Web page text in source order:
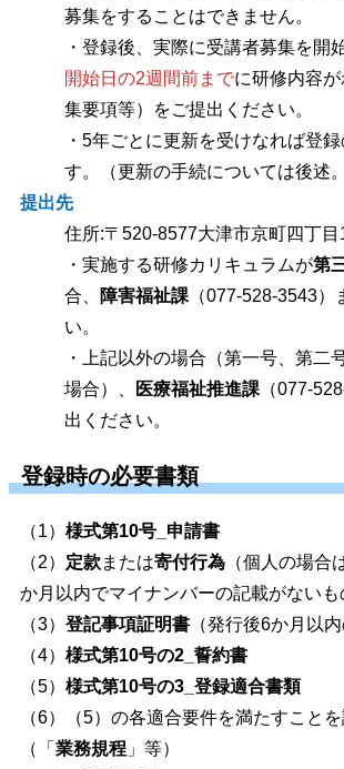
募集をすることはできません。
・登録後、実際に受講者募集を開
開始日の2週間前までに研修内容
集要項等）をご提出ください。
・5年ごとに更新を受けなれば登
す。（更新の手続については後述。
提出先
住所:〒520-8577大津市京町四丁目
・実施する研修カリキュラムが第
合、
障害福祉課 （077-528-3543）
い。
・上記以外の場合（第一号、第二
場合）、
医療福祉推進課 （077-
出ください。
登録時の必要書類
（1） 様式第10号_申請書
（2） 定款または寄付行為 （個人の場合
か月以内でマイナンバーの記載がないも
（3） 登記事項証明書 （発行後6か月以内
（4） 様式第10号の2_誓約書
（5） 様式第10号の3 登録適合書類
（6）（5）の各適合要件を満たすこと
（「 業務規程 」等）